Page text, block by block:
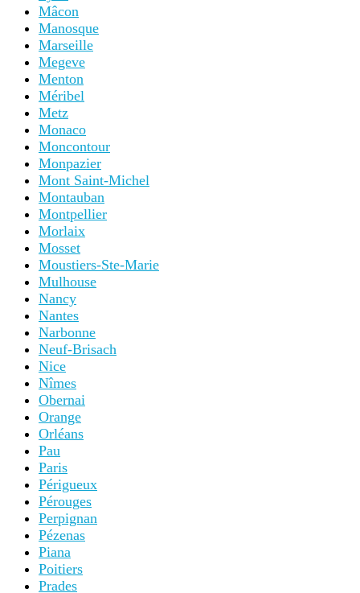
Mâcon
Manosque
Marseille
Megeve
Menton
Méribel
Metz
Monaco
Moncontour
Monpazier
Mont Saint-Michel
Montauban
Montpellier
Morlaix
Mosset
Moustiers-Ste-Marie
Mulhouse
Nancy
Nantes
Narbonne
Neuf-Brisach
Nice
Nîmes
Obernai
Orange
Orléans
Pau
Paris
Périgueux
Pérouges
Perpignan
Pézenas
Piana
Poitiers
Prades